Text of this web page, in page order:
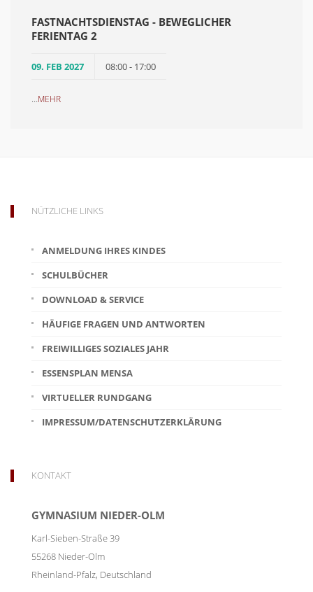
FASTNACHTSDIENSTAG - BEWEGLICHER
FERIENTAG 2
09. FEB 2027 08:00 - 17:00
...MEHR
NÜTZLICHE LINKS
ANMELDUNG IHRES KINDES
SCHULBÜCHER
DOWNLOAD & SERVICE
HÄUFIGE FRAGEN UND ANTWORTEN
FREIWILLIGES SOZIALES JAHR
ESSENSPLAN MENSA
VIRTUELLER RUNDGANG
IMPRESSUM/DATENSCHUTZERKLÄRUNG
KONTAKT
GYMNASIUM NIEDER-OLM
Karl-Sieben-Straße 39
55268 Nieder-Olm
Rheinland-Pfalz, Deutschland